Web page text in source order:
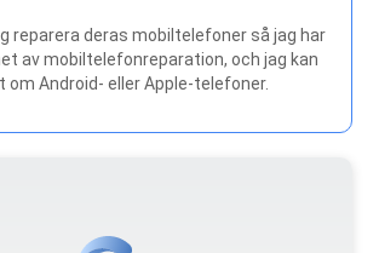
reparera deras mobiltelefoner så jag har
av mobiltelefonreparation, och jag kan
om Android- eller Apple-telefoner.